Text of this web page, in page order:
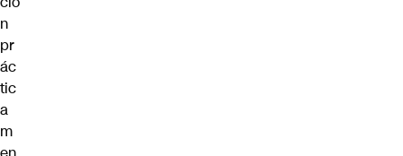
n
pr
ác
tic
a
m